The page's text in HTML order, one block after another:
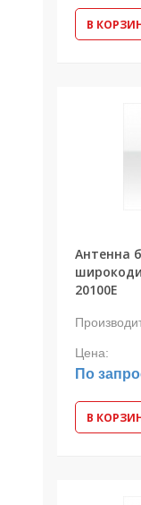
В
Антенна
20100E
Цена:
По
В